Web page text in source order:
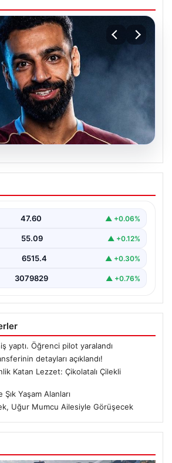
transferinin detayları
47.60 ▲ +0.06%
55.09 ▲ +0.12%
6515.4 ▲ +0.30%
3079829 ▲ +0.76%
yaptı. Öğrenci pilot yaralandı
detayları açıklandı!
Katan Lezzet: Çikolatalı Çilekli
Yaşam Alanları
Uğur Mumcu Ailesiyle Görüşecek